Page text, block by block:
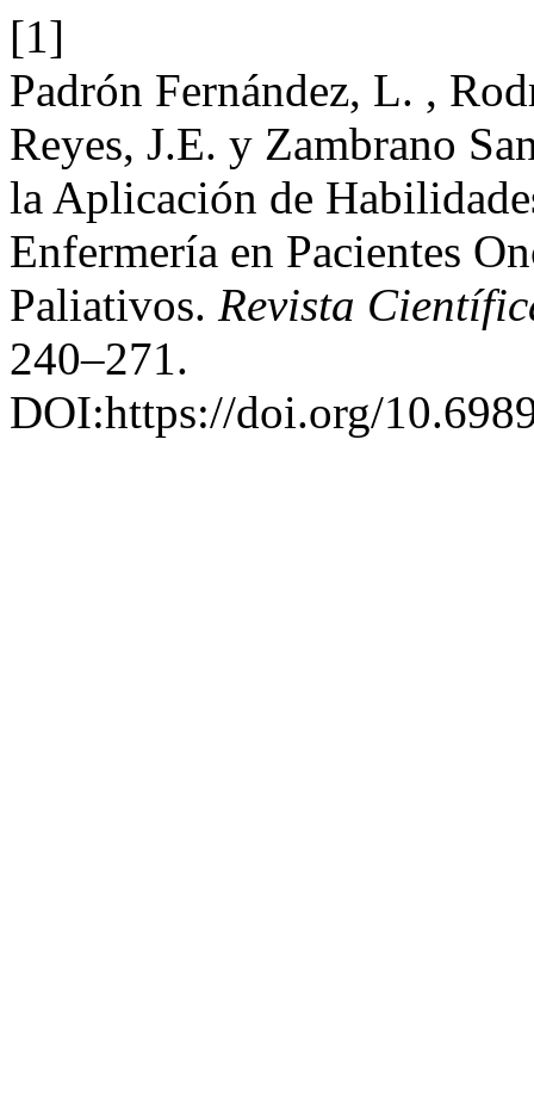
[1]
Padrón Fernández, L. ,
Reyes, J.E. y Zambrano
la Aplicación de
Enfermería en Pacientes
Paliativos. Revista
240–271.
DOI:https://doi.org/